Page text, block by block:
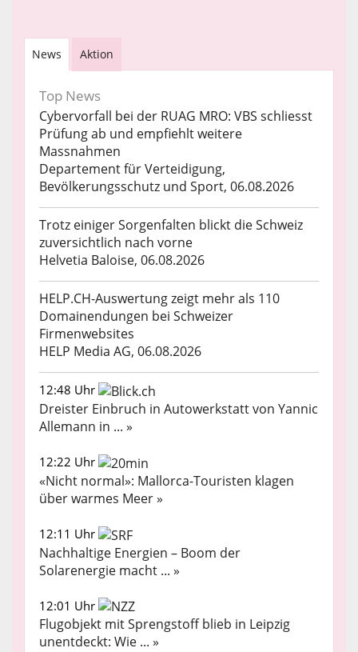
News Aktion
Top News
Cybervorfall bei der RUAG MRO: VBS schliesst
Prüfung ab und empfiehlt weitere
Massnahmen
Departement für Verteidigung,
Bevölkerungsschutz und Sport, 06.08.2026
Trotz einiger Sorgenfalten blickt die Schweiz
zuversichtlich nach vorne
Helvetia Baloise, 06.08.2026
HELP.CH-Auswertung zeigt mehr als 110
Domainendungen bei Schweizer
Firmenwebsites
HELP Media AG, 06.08.2026
12:48 Uhr
Dreister Einbruch in Autowerkstatt von Yannic
Allemann in ... »
12:22 Uhr
«Nicht normal»: Mallorca-Touristen klagen
über warmes Meer »
12:11 Uhr
Nachhaltige Energien – Boom der
Solarenergie macht ... »
12:01 Uhr
Flugobjekt mit Sprengstoff blieb in Leipzig
unentdeckt: Wie ... »